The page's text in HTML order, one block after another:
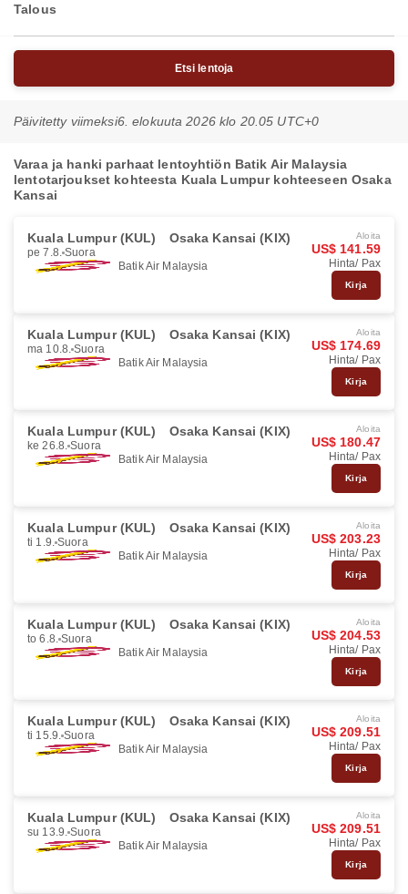
Talous
Etsi lentoja
Päivitetty viimeksi6. elokuuta 2026 klo 20.05 UTC+0
Varaa ja hanki parhaat lentoyhtiön Batik Air Malaysia
lentotarjoukset kohteesta Kuala Lumpur kohteeseen Osaka
Kansai
Kuala Lumpur (KUL) Osaka Kansai (KIX)
pe 7.8. Suora
Batik Air Malaysia
Aloita
US$ 141.59
Hinta/ Pax
Kirja
Kuala Lumpur (KUL) Osaka Kansai (KIX)
ma 10.8. Suora
Batik Air Malaysia
Aloita
US$ 174.69
Hinta/ Pax
Kirja
Kuala Lumpur (KUL) Osaka Kansai (KIX)
ke 26.8. Suora
Batik Air Malaysia
Aloita
US$ 180.47
Hinta/ Pax
Kirja
Kuala Lumpur (KUL) Osaka Kansai (KIX)
ti 1.9. Suora
Batik Air Malaysia
Aloita
US$ 203.23
Hinta/ Pax
Kirja
Kuala Lumpur (KUL) Osaka Kansai (KIX)
to 6.8. Suora
Batik Air Malaysia
Aloita
US$ 204.53
Hinta/ Pax
Kirja
Kuala Lumpur (KUL) Osaka Kansai (KIX)
ti 15.9. Suora
Batik Air Malaysia
Aloita
US$ 209.51
Hinta/ Pax
Kirja
Kuala Lumpur (KUL) Osaka Kansai (KIX)
su 13.9. Suora
Batik Air Malaysia
Aloita
US$ 209.51
Hinta/ Pax
Kirja